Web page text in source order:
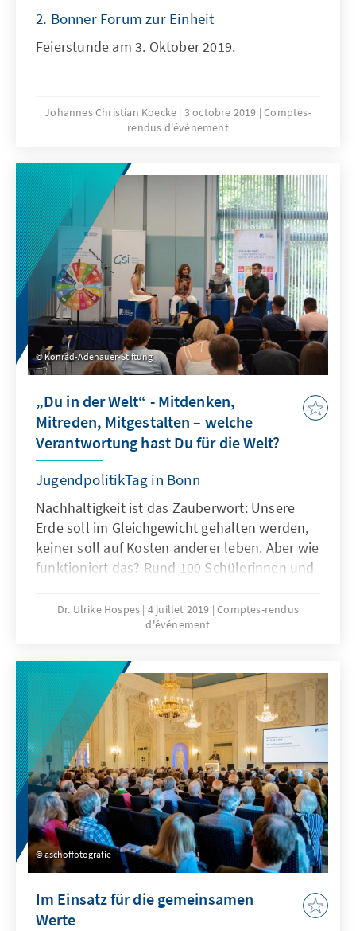
2. Bonner Forum zur Einheit
Feierstunde am 3. Oktober 2019.
Johannes Christian Koecke 3 octobre 2019 Comptes-
rendus d'événement
Konrad-Adenauer-Stiftung
„Du in der Welt“ - Mitdenken,
Mitreden, Mitgestalten – welche
Verantwortung hast Du für die Welt?
JugendpolitikTag in Bonn
Nachhaltigkeit ist das Zauberwort: Unsere
Erde soll im Gleichgewicht gehalten werden,
keiner soll auf Kosten anderer leben. Aber wie
funktioniert das? Rund 100 Schülerinnen und
Agenda 2030 und die 17 Sustainable
Development Goals, kurz SDGs.
Dr. Ulrike Hospes 4 juillet 2019 Comptes-rendus
d'événement
aschoffotografie
Im Einsatz für die gemeinsamen
Werte